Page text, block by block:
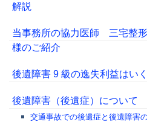
解説
当事務所の協力医師 三宅整
様のご紹介
後遺障害 9 級の逸失利益はい
後遺障害（後遺症）について
交通事故での後遺症と後遺障害